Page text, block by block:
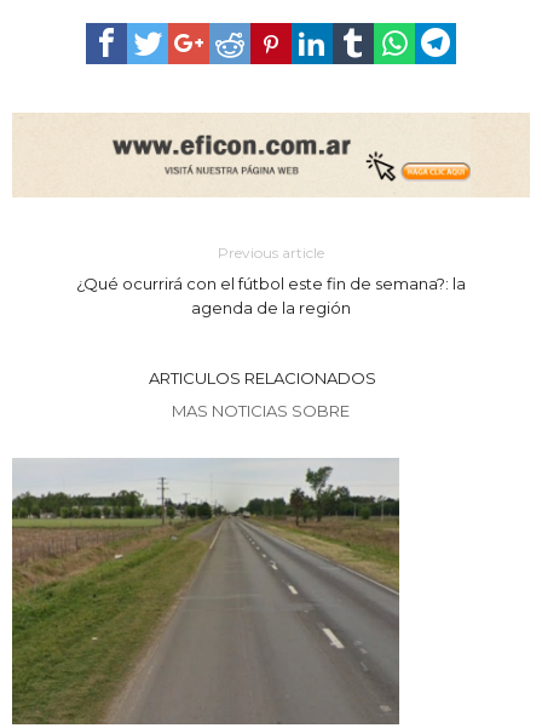
Previous article
¿Qué ocurrirá con el fútbol este fin de semana?: la
agenda de la región
ARTICULOS RELACIONADOS
MAS NOTICIAS SOBRE